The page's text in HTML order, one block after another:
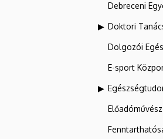
Debreceni
Doktori
Dolgozói
E-sport